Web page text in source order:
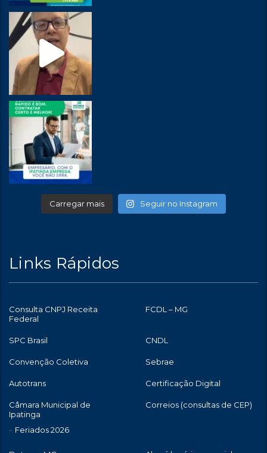
Carregar mais Seguir no Instagram
Links Rápidos
Consulta CNPJ Receita
Federal
FCDL – MG
SPC Brasil CNDL
Convenção Coletiva Sebrae
Autotrans Certificação Digital
Câmara Municipal de
Ipatinga
Feriados 2026
Correios (consultas de CEP)